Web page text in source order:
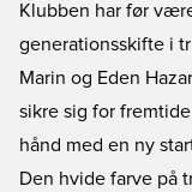
Klubben har før
generationsskifte i
Marin og Eden
sikre sig for
hånd med en ny
Den hvide farve på